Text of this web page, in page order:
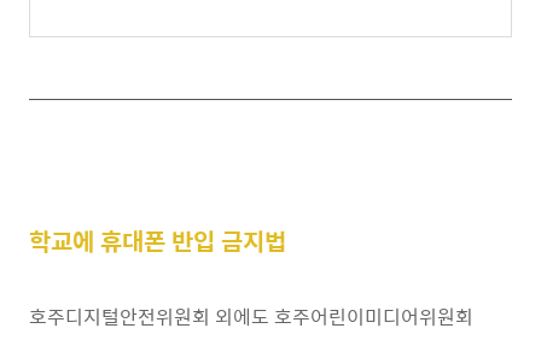
학교에 휴대폰 반입 금지법
호주디지털안전위원회 외에도 호주어린이미디어위원회